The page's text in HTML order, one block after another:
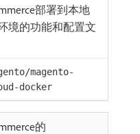
部署到本地
境的功能和配置文
magento-
docker
的